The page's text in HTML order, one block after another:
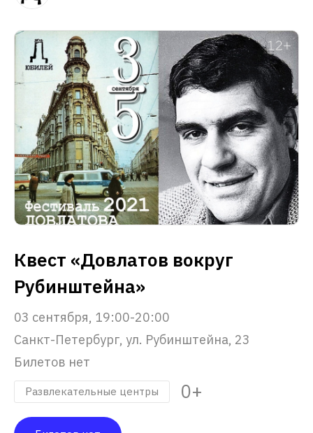
Квест «Довлатов вокруг
Рубинштейна»
03 сентября, 19:00-20:00
Санкт-Петербург, ул. Рубинштейна, 23
Билетов нет
Развлекательные центры 0+